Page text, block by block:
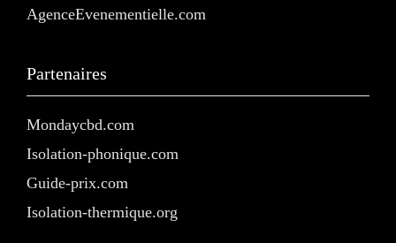
AgenceEvenementielle.com
Partenaires
Mondaycbd.com
Isolation-phonique.com
Guide-prix.com
Isolation-thermique.org